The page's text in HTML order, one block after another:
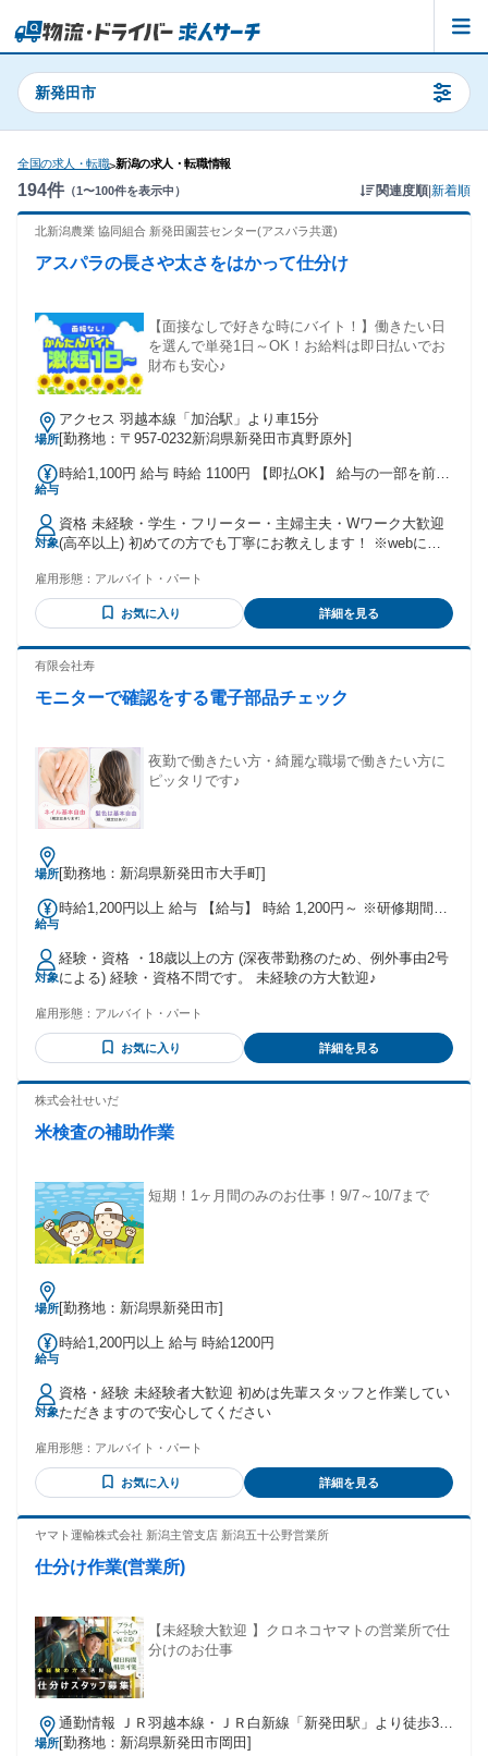
新発田市
全国の求人・転職>新潟の求人・転職情報
194件 （1〜100件を表示中） 関連度順 新着順
北新潟農業 協同組合 新発田園芸センター(アスパラ共選)
アスパラの長さや太さをはかって仕分け
【面接なしで好きな時にバイト！】働きたい日
を選んで単発1日～OK！お給料は即日払いでお
財布も安心♪
場所
アクセス 羽越本線「加治駅」より車15分
[勤務地：〒957-0232新潟県新発田市真野原外]
給与
時給1,100円 給与 時給 1100円 【即払OK】 給与の一部を前払
です 紹介先によりますが、全国ATMで受け取ることが可能で
す。 ※当社規定あり 交通費：交通費支給 交通費実費支給
（規定） ※ご登録している最寄り駅から就業先までの最安値
のルートでのお支払いとなります。
対象
資格 未経験・学生・フリーター・主婦主夫・Wワーク大歓迎
(高卒以上) 初めての方でも丁寧にお教えします！ ※webにつ
た時間にサクッと短期・単発でアルバイト・パートしたい方
にピッタリ♪
雇用形態： アルバイト・パート
お気に入り 詳細を見る
有限会社寿
モニターで確認をする電子部品チェック
夜勤で働きたい方・綺麗な職場で働きたい方に
ピッタリです♪
場所[勤務地：新潟県新発田市大手町]
給与
時給1,200円以上 給与 【給与】 時給 1,200円～ ※研修期間も
家族・皆勤手当支給
対象
経験・資格 ・18歳以上の方 (深夜帯勤務のため、例外事由2号
による) 経験・資格不問です。 未経験の方大歓迎♪
雇用形態： アルバイト・パート
お気に入り 詳細を見る
株式会社せいだ
米検査の補助作業
短期！1ヶ月間のみのお仕事！9/7～10/7まで
場所[勤務地：新潟県新発田市]
給与
時給1,200円以上 給与 時給1200円
対象
資格・経験 未経験者大歓迎 初めは先輩スタッフと作業してい
ただきますので安心してください
雇用形態： アルバイト・パート
お気に入り 詳細を見る
ヤマト運輸株式会社 新潟主管支店 新潟五十公野営業所
仕分け作業(営業所)
【未経験大歓迎 】クロネコヤマトの営業所で仕
分けのお仕事
場所
通勤情報 ＪＲ羽越本線・ＪＲ白新線「新発田駅」より徒歩33
分
[勤務地：新潟県新発田市岡田]